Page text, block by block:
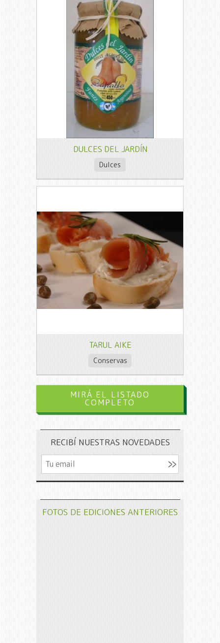
DULCES DEL JARDÍN
Dulces
TARUL AIKE
Conservas
MIRÁ EL LISTADO
COMPLETO
RECIBÍ NUESTRAS NOVEDADES
FOTOS DE EDICIONES ANTERIORES